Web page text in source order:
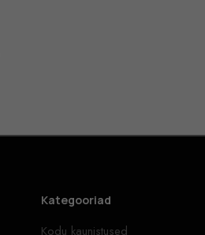
Kategooriad
Kodu kaunistused